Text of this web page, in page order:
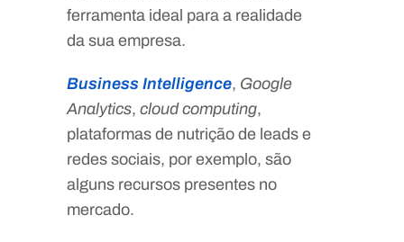
ferramenta ideal para a realidade
da sua empresa.
Business Intelligence, Google
Analytics, cloud computing,
plataformas de nutrição de leads e
redes sociais, por exemplo, são
alguns recursos presentes no
mercado.